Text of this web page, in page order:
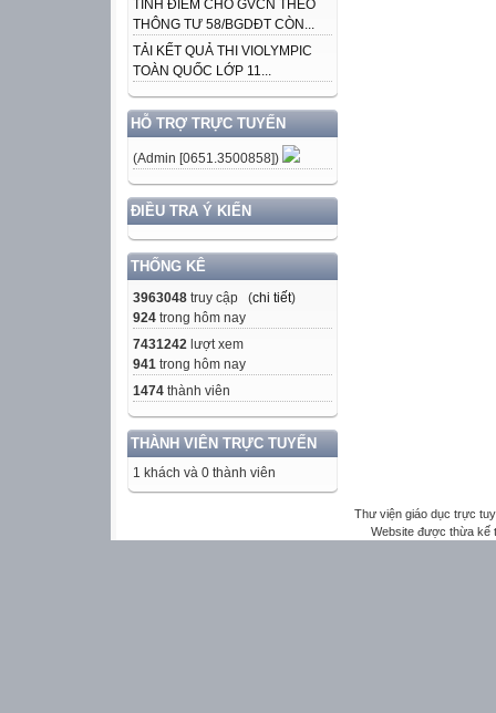
TÍNH ĐIỂM CHO GVCN THEO
THÔNG TƯ 58/BGDĐT CÒN...
TẢI KẾT QUẢ THI VIOLYMPIC
TOÀN QUỐC LỚP 11...
HỖ TRỢ TRỰC TUYẾN
(Admin [0651.3500858])
ĐIỀU TRA Ý KIẾN
THỐNG KÊ
3963048 truy cập (chi tiết)
924 trong hôm nay
7431242 lượt xem
941 trong hôm nay
1474 thành viên
THÀNH VIÊN TRỰC TUYẾN
1 khách và 0 thành viên
Thư viện giáo dục trực
Website được thừa kế